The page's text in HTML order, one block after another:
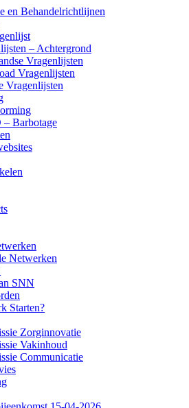
en Behandelrichtlijnen
– Achtergrond
Vragenlijsten
Vragenlijsten
Vragenlijsten
Barbotage
Netwerken
SNN
Starten?
Zorginnovatie
Vakinhoud
Communicatie